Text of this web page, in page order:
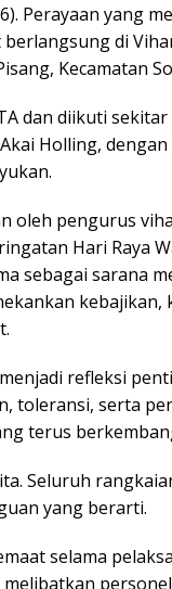
Perayaan yang
di
Kecamatan
dan diikuti sekitar
Holling,
oleh pengurus
Hari Raya
sebagai sarana
kebajikan,
refleksi
toleransi, serta
terus
Seluruh
yang berarti.
selama